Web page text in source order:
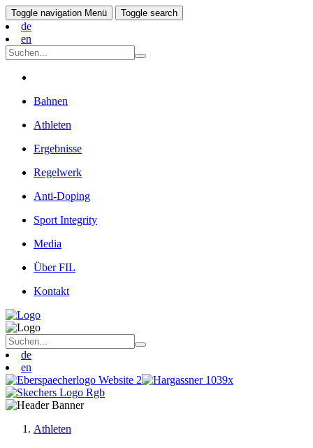
Toggle navigation Menü Toggle search
de
en
Bahnen
Athleten
Ergebnisse
Regelwerk
Anti-Doping
Sport Integrity
Media
Über FIL
Kontakt
de
en
Athleten